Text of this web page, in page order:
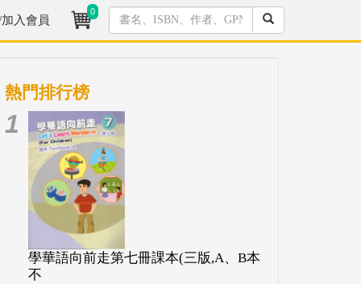
入會員
0
熱門排行榜
1
學華語向前走第七冊課本(三版,A、B本
不